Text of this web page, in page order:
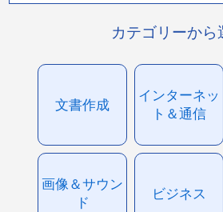
カテゴリーから
文書作成
インターネッ
ト＆通信
画像＆サウン
ド
ビジネス